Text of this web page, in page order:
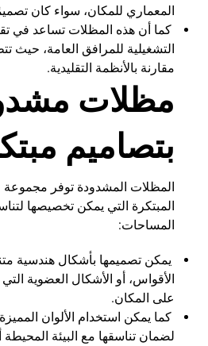
المعماري للمكان، سواء كان
كما أن هذه المظلات تساعد في
التشغيلية للمرافق العامة، حيث
مقارنة بالأنظمة التقليدية.
مظلات
بتصاميم
المظلات المشدودة توفر
المبتكرة التي يمكن تخصيصها
المساحات:
يمكن تصميمها بأشكال هندسية
الأقواس، أو الأشكال العضوية
على المكان.
كما يمكن استخدام الألوان
لضمان تناسقها مع البيئة المحيطة